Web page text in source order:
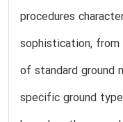
procedures
sophistication,
of standard ground
specific ground